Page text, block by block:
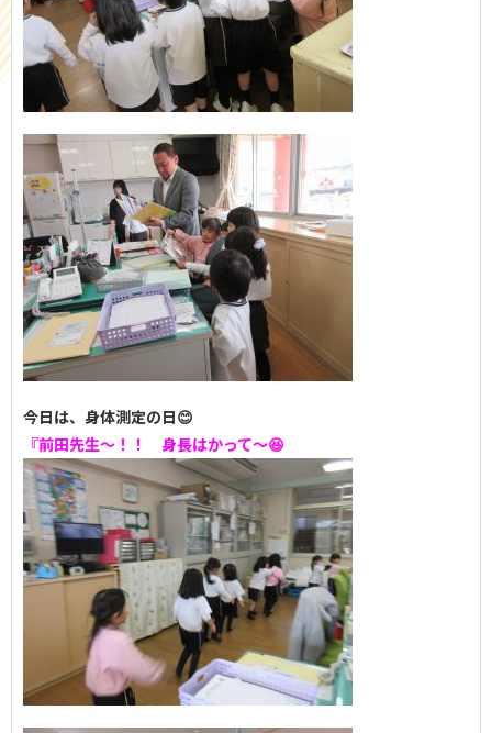
今日は、身体測定の日😊
『前田先生～！！ 身長はかって～😆